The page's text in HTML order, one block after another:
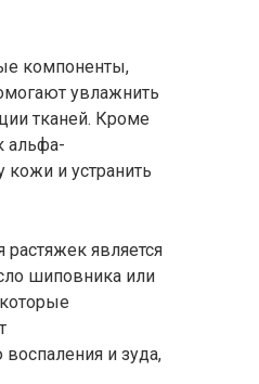
компоненты,
увлажнить
тканей. Кроме
альфа-
кожи и устранить
является
шиповника или
и зуда,